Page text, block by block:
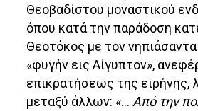
Θεοβαδίστου μοναστικού
όπου κατά την παράδοση
Θεοτόκος με τον
«φυγήν εις Αίγυπτον»,
επικρατήσεως της ειρήνης,
μεταξύ άλλων: «… Από την